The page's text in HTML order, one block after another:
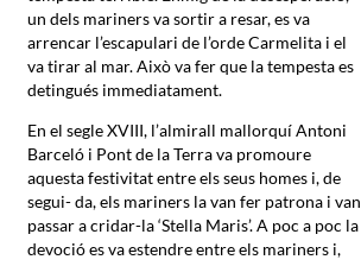
un dels mariners va sortir a resar, es va
arrencar l’escapulari de l’orde Carmelita i el
va tirar al mar. Això va fer que la tempesta es
detingués immediatament.
En el segle XVIII, l’almirall mallorquí Antoni
Barceló i Pont de la Terra va promoure
aquesta festivitat entre els seus homes i, de
segui- da, els mariners la van fer patrona i van
passar a cridar-la ‘Stella Maris’. A poc a poc la
devoció es va estendre entre els mariners i,